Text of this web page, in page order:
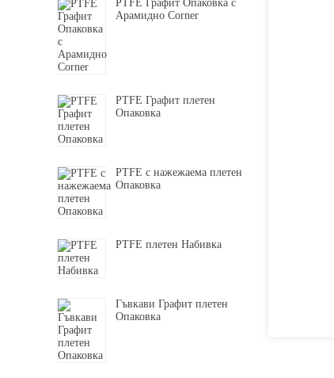
PTFE Графит Опаковка с
Арамидно Corner
PTFE Графит плетен
Опаковка
PTFE с нажежаема плетен
Опаковка
PTFE плетен Набивка
Гъвкави Графит плетен
Опаковка